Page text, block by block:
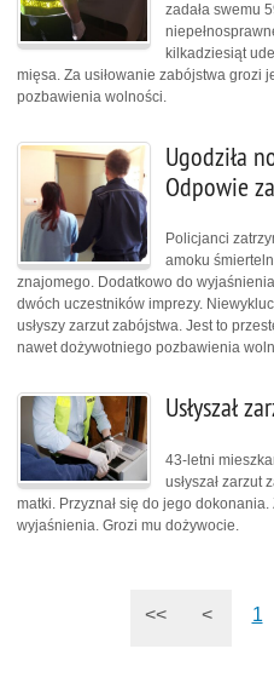
zadała swemu
kilkadziesiąt
mięsa. Za usiłowanie zabójstwa grozi
pozbawienia wolności.
Ugodziła
Odpowie
Policjanci
amoku
znajomego. Dodatkowo do
dwóch uczestników imprezy.
usłyszy zarzut zabójstwa. Jest to
nawet dożywotniego pozbawienia
Usłyszał
43-letni
usłyszał zarzut
matki. Przyznał się do jego dokonania.
wyjaśnienia. Grozi mu dożywocie.
<< < 1